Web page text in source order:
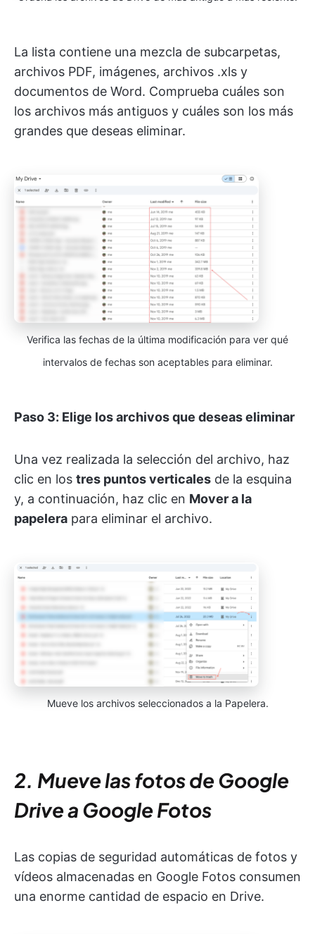
La lista contiene una mezcla de subcarpetas,
archivos PDF, imágenes, archivos .xls y
documentos de Word. Comprueba cuáles son
los archivos más antiguos y cuáles son los más
grandes que deseas eliminar.
Verifica las fechas de la última modificación para ver qué
intervalos de fechas son aceptables para eliminar.
Paso 3: Elige los archivos que deseas eliminar
Una vez realizada la selección del archivo, haz
clic en los tres puntos verticales de la esquina
y, a continuación, haz clic en Mover a la
papelera para eliminar el archivo.
Mueve los archivos seleccionados a la Papelera.
2. Mueve las fotos de Google
Drive a Google Fotos
Las copias de seguridad automáticas de fotos y
vídeos almacenadas en Google Fotos consumen
una enorme cantidad de espacio en Drive.